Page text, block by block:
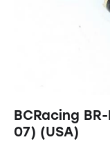
BCRacing
07) (USA)